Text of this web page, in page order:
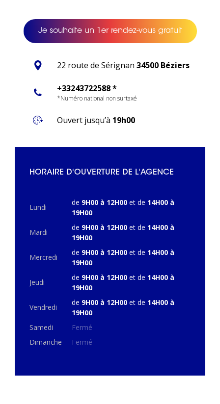
Je souhaite un 1er rendez-vous gratuit
22 route de Sérignan 34500 Béziers
+33243722588 *
*Numéro national non surtaxé
Ouvert jusqu’à 19h00
HORAIRE D'OUVERTURE DE L'AGENCE
Lundi
de 9H00 à 12H00 et de 14H00 à
19H00
Mardi
de 9H00 à 12H00 et de 14H00 à
19H00
Mercredi
de 9H00 à 12H00 et de 14H00 à
19H00
Jeudi
de 9H00 à 12H00 et de 14H00 à
19H00
Vendredi
de 9H00 à 12H00 et de 14H00 à
19H00
Samedi
Fermé
Dimanche
Fermé